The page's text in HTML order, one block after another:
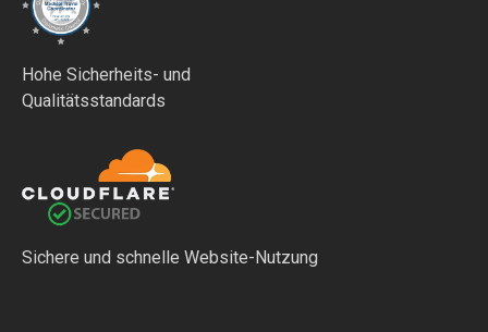
Hohe Sicherheits- und
Qualitätsstandards
Sichere und schnelle Website-Nutzung